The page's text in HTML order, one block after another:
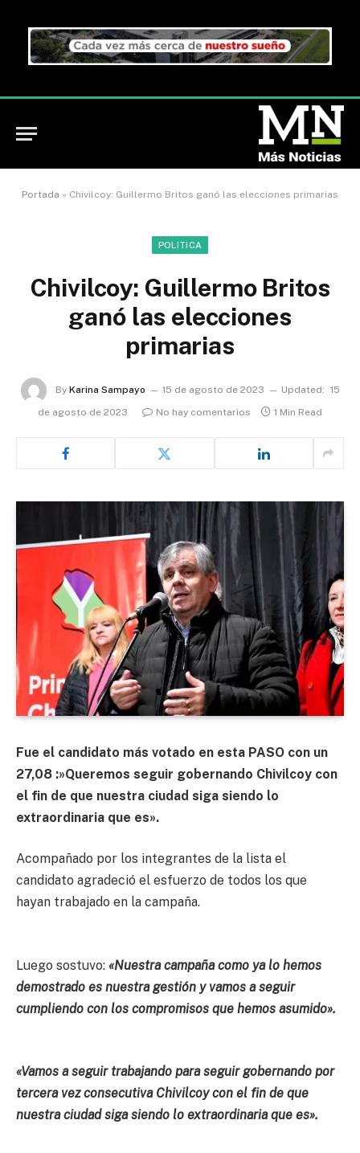
Portada » Chivilcoy: Guillermo Britos ganó las elecciones primarias
POLITICA
Chivilcoy: Guillermo Britos
ganó las elecciones
primarias
By Karina Sampayo 15 de agosto de 2023 Updated: 15
de agosto de 2023
No hay comentarios 1 Min Read
Fue el candidato más votado en esta PASO con un
27,08 :»Queremos seguir gobernando Chivilcoy con
el fin de que nuestra ciudad siga siendo lo
extraordinaria que es».
Acompañado por los integrantes de la lista el
candidato agradeció el esfuerzo de todos los que
hayan trabajado en la campaña.
Luego sostuvo: «Nuestra campaña como ya lo hemos
demostrado es nuestra gestión y vamos a seguir
cumpliendo con los compromisos que hemos asumido».
«Vamos a seguir trabajando para seguir gobernando por
tercera vez consecutiva Chivilcoy con el fin de que
nuestra ciudad siga siendo lo extraordinaria que es».